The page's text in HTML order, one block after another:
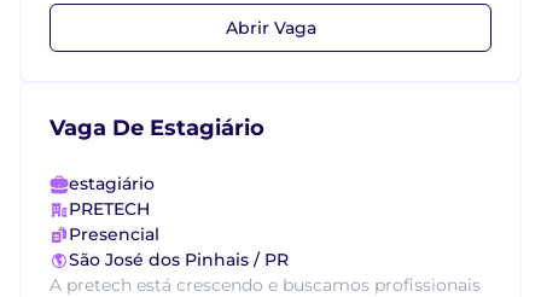
Abrir Vaga
Vaga De Estagiário
estagiário
PRETECH
Presencial
São José dos Pinhais / PR
A pretech está crescendo e buscamos profissionais